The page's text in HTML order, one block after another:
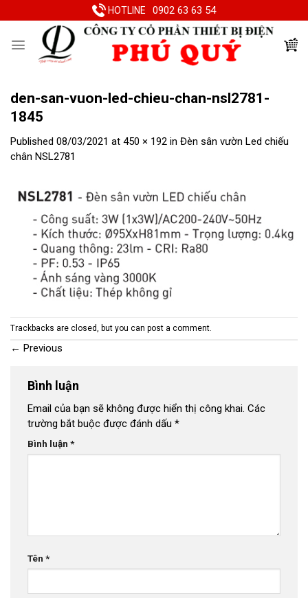
to
HOTLINE 0902 63 63 54
den-san-vuon-led-chieu-chan-nsl2781-
1845
Published 08/03/2021 at 450 × 192 in Đèn sân vườn Led chiếu
chân NSL2781
Trackbacks are closed, but you can post a comment.
← Previous
Bình luận
Email của bạn sẽ không được hiển thị công khai. Các
trường bắt buộc được đánh dấu *
Bình luận *
Tên *